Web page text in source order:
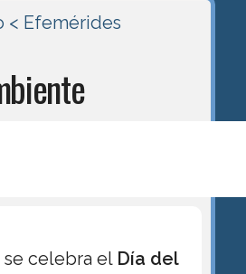
< Efemérides
se celebra el Día del